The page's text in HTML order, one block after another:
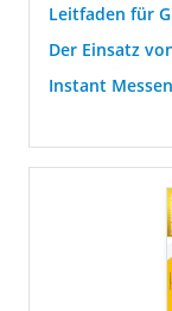
Leitfaden für
Der Einsatz
Instant